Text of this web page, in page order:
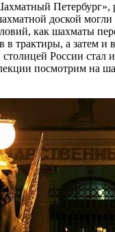
Петербург»,
доской
как шахматы
в трактиры, а затем и
России стал
посмотрим на